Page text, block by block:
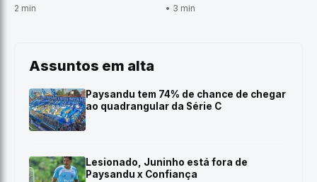
2 min
• 3 min
Assuntos em alta
Paysandu tem 74% de chance de chegar
ao quadrangular da Série C
Lesionado, Juninho está fora de
Paysandu x Confiança